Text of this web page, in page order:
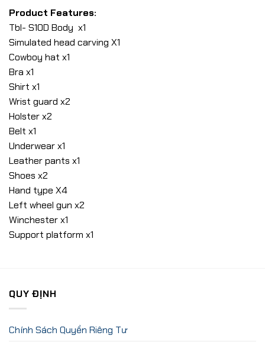
Product Features:
Tbl- S10D Body x1
Simulated head carving X1
Cowboy hat x1
Bra x1
Shirt x1
Wrist guard x2
Holster x2
Belt x1
Underwear x1
Leather pants x1
Shoes x2
Hand type X4
Left wheel gun x2
Winchester x1
Support platform x1
QUY ĐỊNH
Chính Sách Quyền Riêng Tư